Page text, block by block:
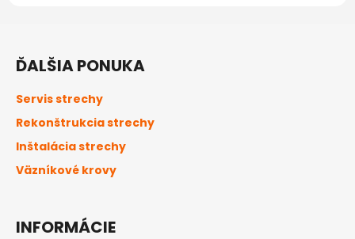
ĎALŠIA PONUKA
Servis strechy
Rekonštrukcia strechy
Inštalácia strechy
Väzníkové krovy
INFORMÁCIE